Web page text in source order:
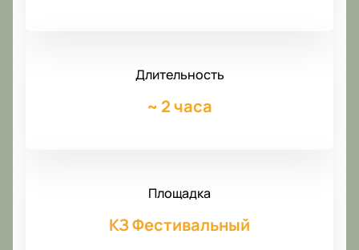
Длительность
~ 2 часа
Площадка
КЗ Фестивальный